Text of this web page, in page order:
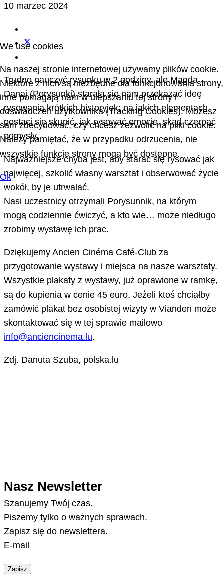
10 marzec 2024
Trudno nauczyć rysunku w 2 godziny, ale Magda
Danaj (Porysunki) starała się nam przekazać ideę
rysowania krótkich historyjek: na jakich elementach
postaci się skupić, jak rysować emocje, skąd czerpać
pomysły.
Najważniejsze chyba jest, aby starać się rysować jak
najwięcej, szkolić własny warsztat i obserwować życie
wokół, by je utrwalać.
Nasi uczestnicy otrzymali Porysunnik, na którym
mogą codziennie ćwiczyć, a kto wie… może niedługo
zrobimy wystawę ich prac.
Dziękujemy Ancien Cinéma Café-Club za
przygotowanie wystawy i miejsca na nasze warsztaty.
Wszystkie plakaty z wystawy, już oprawione w ramkę,
są do kupienia w cenie 45 euro. Jeżeli ktoś chciałby
zamówić plakat bez osobistej wizyty w Vianden może
skontaktować się w tej sprawie mailowo
info@anciencinema.lu.
Zdj. Danuta Szuba, polska.lu
Nasz Newsletter
Szanujemy Twój czas.
Piszemy tylko o ważnych sprawach.
Zapisz się do newslettera.
E-mail
Zapisz
We use cookies
Na naszej stronie internetowej używamy plików cookie.
Niektóre z nich są niezbędne dla funkcjonowania strony,
inne pomagają nam w ulepszaniu tej strony i
doświadczeń użytkownika (Tracking Cookies). Możesz
sam zdecydować, czy chcesz zezwolić na pliki cookie.
Należy pamiętać, że w przypadku odrzucenia, nie
wszystkie funkcje strony mogą być dostępne.
Ok